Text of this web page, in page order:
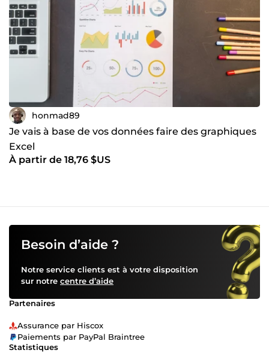
honmad89
Je vais à base de vos données faire des graphiques
Excel
À partir de 18,76 $US
Besoin d’aide ?
Notre service clients est à votre disposition
sur notre centre d’aide
Partenaires
Assurance par Hiscox
Paiements par PayPal Braintree
Statistiques